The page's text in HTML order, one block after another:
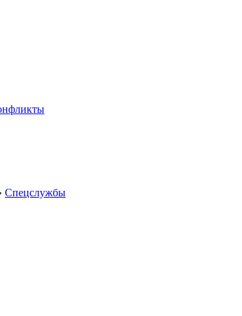
Спецслужбы